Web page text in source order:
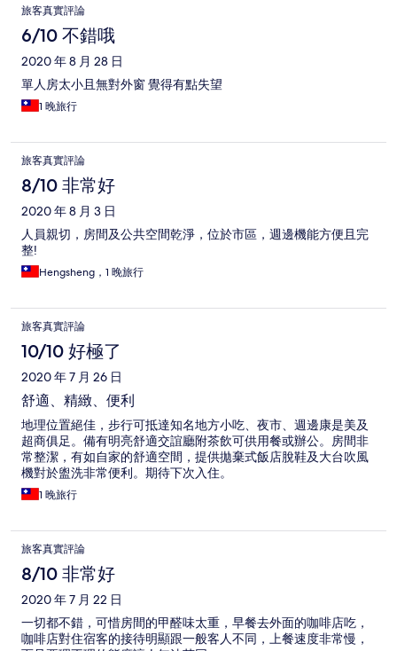
旅客真實評論
6/10 不錯哦
2020 年 8 月 28 日
單人房太小且無對外窗 覺得有點失望
1 晚旅行
旅客真實評論
8/10 非常好
2020 年 8 月 3 日
人員親切，房間及公共空間乾淨，位於市區，週邊機能方便且完
整!
Hengsheng，1 晚旅行
旅客真實評論
10/10 好極了
2020 年 7 月 26 日
舒適、精緻、便利
地理位置絕佳，步行可抵達知名地方小吃、夜市、週邊康是美及
超商俱足。備有明亮舒適交誼廳附茶飲可供用餐或辦公。房間非
常整潔，有如自家的舒適空間，提供拋棄式飯店脫鞋及大台吹風
機對於盥洗非常便利。期待下次入住。
1 晚旅行
旅客真實評論
8/10 非常好
2020 年 7 月 22 日
一切都不錯，可惜房間的甲醛味太重，早餐去外面的咖啡店吃，
咖啡店對住宿客的接待明顯跟一般客人不同，上餐速度非常慢，